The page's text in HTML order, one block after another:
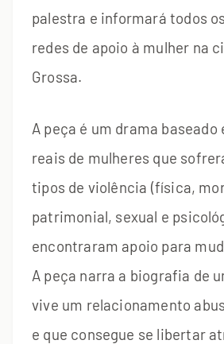
palestra e informará todos
redes de apoio à mulher na
Grossa.
A peça é um drama baseado
reais de mulheres que
tipos de violência (física,
patrimonial, sexual e
encontraram apoio para
A peça narra a biografia de
vive um relacionamento
e que consegue se libertar